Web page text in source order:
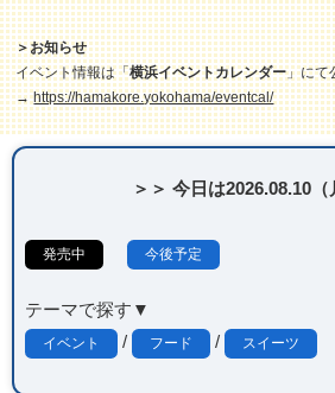
＞お知らせ
イベント情報は「横浜イベントカレンダー」にて
→https://hamakore.yokohama/eventcal/
＞＞ 今日は2026.08.10（
発売中 今後予定
テーマで探す▼
イベント / フード / スイーツ